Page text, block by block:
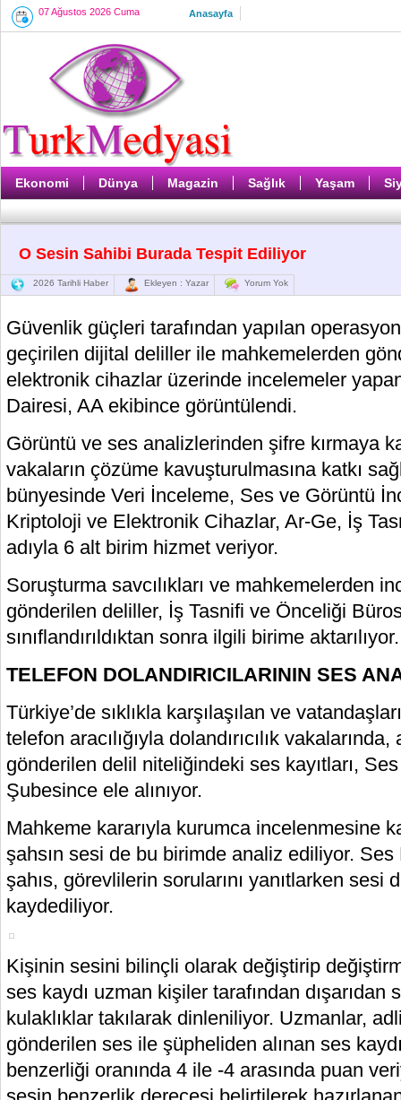
07 Ağustos 2026 Cuma Anasayfa
Ekonomi Dünya Magazin Sağlık Yaşam
O Sesin Sahibi Burada Tespit Ediliyor
2026 Tarihli Haber Ekleyen : Yazar Yorum Yok
Güvenlik güçleri tarafından yapılan
geçirilen dijital deliller ile mahkemelerden
elektronik cihazlar üzerinde incelemeler
Dairesi, AA ekibince görüntülendi.
Görüntü ve ses analizlerinden şifre kırmaya
vakaların çözüme kavuşturulmasına katkı
bünyesinde Veri İnceleme, Ses ve Görüntü
Kriptoloji ve Elektronik Cihazlar, Ar-Ge, İş
adıyla 6 alt birim hizmet veriyor.
Soruşturma savcılıkları ve mahkemelerden
gönderilen deliller, İş Tasnifi ve Önceliği
sınıflandırıldıktan sonra ilgili birime aktarılıyor.
TELEFON DOLANDIRICILARININ SES
Türkiye’de sıklıkla karşılaşılan ve
telefon aracılığıyla dolandırıcılık
gönderilen delil niteliğindeki ses kayıtları,
Şubesince ele alınıyor.
Mahkeme kararıyla kurumca incelenmesine
şahsın sesi de bu birimde analiz ediliyor. Ses
şahıs, görevlilerin sorularını yanıtlarken sesi
kaydediliyor.
Kişinin sesini bilinçli olarak değiştirip
ses kaydı uzman kişiler tarafından dışarıdan
kulaklıklar takılarak dinleniliyor. Uzmanlar,
gönderilen ses ile şüpheliden alınan ses
benzerliği oranında 4 ile -4 arasında puan